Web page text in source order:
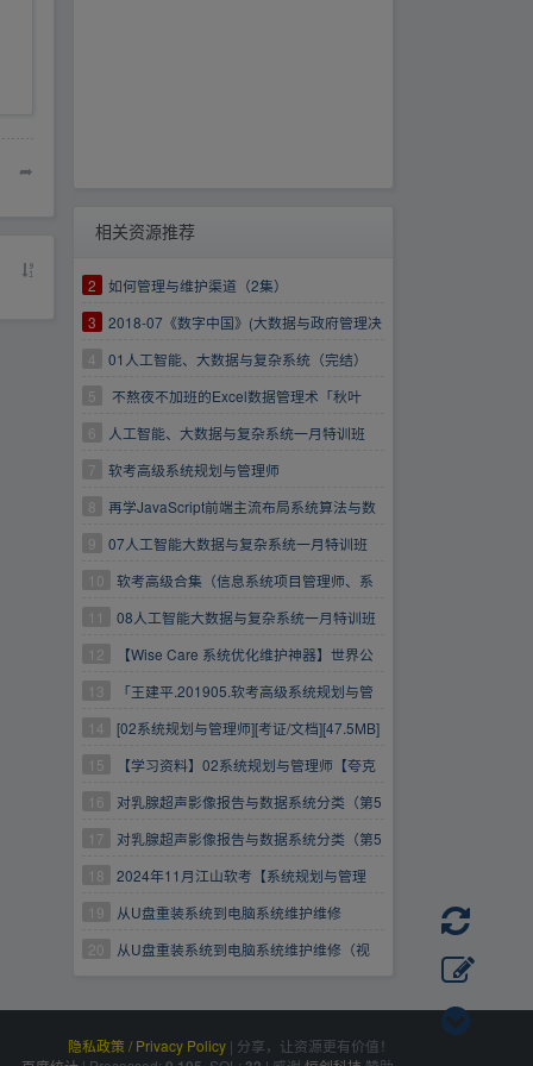
➦
相关资源推荐
2
如何管理与维护渠道（2集）
3
2018-07《数字中国》(大数据与政府管理决
策)
4
01人工智能、大数据与复杂系统（完结）
5
不熬夜不加班的Excel数据管理术「秋叶
excel数据处理学习班全教程」让你深入了解
Excel数据处理方法！全面系统理解快速解决思
路！官网售价799元！
6
人工智能、大数据与复杂系统一月特训班
7
软考高级系统规划与管理师
8
再学JavaScript前端主流布局系统算法与数
据结构基础班
9
07人工智能大数据与复杂系统一月特训班
【完结】
10
软考高级合集（信息系统项目管理师、系
统分析师、系统架构设计师、网络规划设计师、
系统规划与管理师）
11
08人工智能大数据与复杂系统一月特训班
【完结】(1)
12
【Wise Care 系统优化维护神器】世界公
认最快系统优化神器！全世界超速扫描，瞬间加
速和维护您的系统！
13
「王建平.201905.软考高级系统规划与管
理师」
14
[02系统规划与管理师][考证/文档][47.5MB]
15
【学习资料】02系统规划与管理师【夸克
网盘】
16
对乳腺超声影像报告与数据系统分类（第5
版）的解读【6.53GB】
17
对乳腺超声影像报告与数据系统分类（第5
版）的解读【6.53GB】
18
2024年11月江山软考【系统规划与管理
师】（更新中）
19
从U盘重装系统到电脑系统维护维修
20
从U盘重装系统到电脑系统维护维修（视
隐私政策 / Privacy Policy | 分享，让资源更有价值！